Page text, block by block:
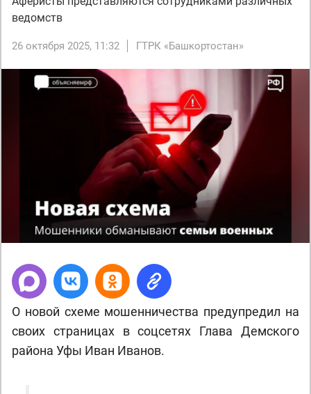
ведомств
26 октября 2025, 11:32 ГТРК «Башкортостан»
О новой схеме мошенничества предупредил на
своих страницах в соцсетях Глава Демского
района Уфы Иван Иванов.